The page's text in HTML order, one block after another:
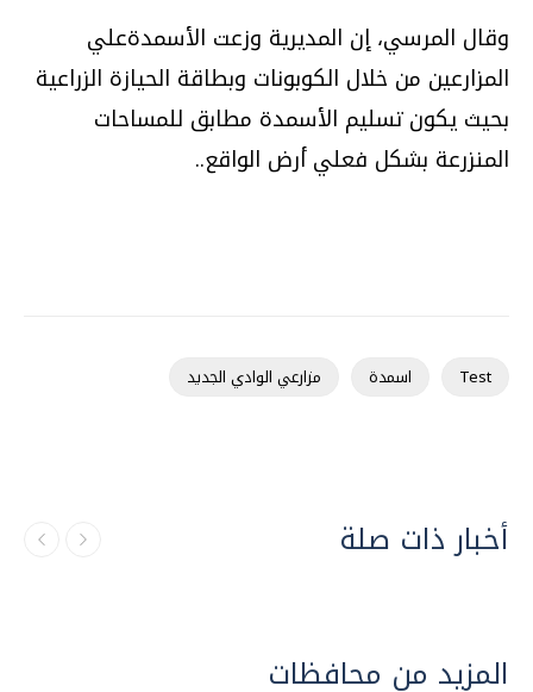
وقال المرسي، إن المديرية وزعت الأسمدةعلي
المزارعين من خلال الكوبونات وبطاقة الحيازة الزراعية
بحيث يكون تسليم الأسمدة مطابق للمساحات
المنزرعة بشكل فعلي أرض الواقع..
Test اسمدة مزارعي الوادي الجديد
أخبار ذات صلة
المزيد من محافظات